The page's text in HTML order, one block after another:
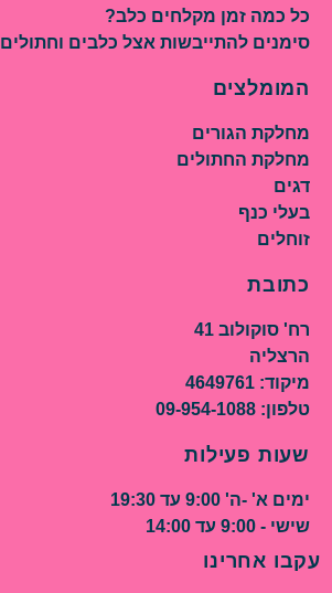
כל כמה זמן מקלחים כלב?
סימנים להתייבשות אצל כלבים וחתולים
המומלצים
מחלקת הגורים
מחלקת החתולים
דגים
בעלי כנף
זוחלים
כתובת
רח' סוקולוב 41
הרצליה
מיקוד: 4649761
טלפון: 09-954-1088
שעות פעילות
ימים א' -ה' 9:00 עד 19:30
שישי - 9:00 עד 14:00
עקבו אחרינו